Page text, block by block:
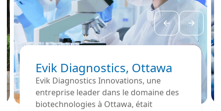
élevée.
Evik Diagnostics, Ottawa
Evik Diagnostics Innovations, une
entreprise leader dans le domaine des
biotechnologies à Ottawa, était